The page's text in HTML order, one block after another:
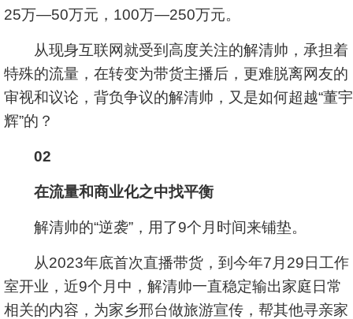
25万—50万元，100万—250万元。
从现身互联网就受到高度关注的解清帅，承担着
特殊的流量，在转变为带货主播后，更难脱离网友的
审视和议论，背负争议的解清帅，又是如何超越“董宇
辉”的？
02
在流量和商业化之中找平衡
解清帅的“逆袭”，用了9个月时间来铺垫。
从2023年底首次直播带货，到今年7月29日工作
室开业，近9个月中，解清帅一直稳定输出家庭日常
相关的内容，为家乡邢台做旅游宣传，帮其他寻亲家